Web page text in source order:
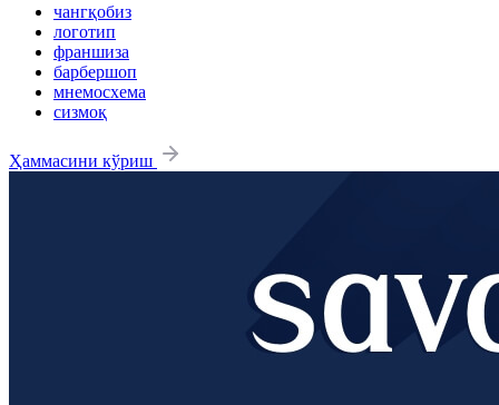
чангқобиз
логотип
франшиза
барбершоп
мнемосхема
сизмоқ
Ҳаммасини кўриш